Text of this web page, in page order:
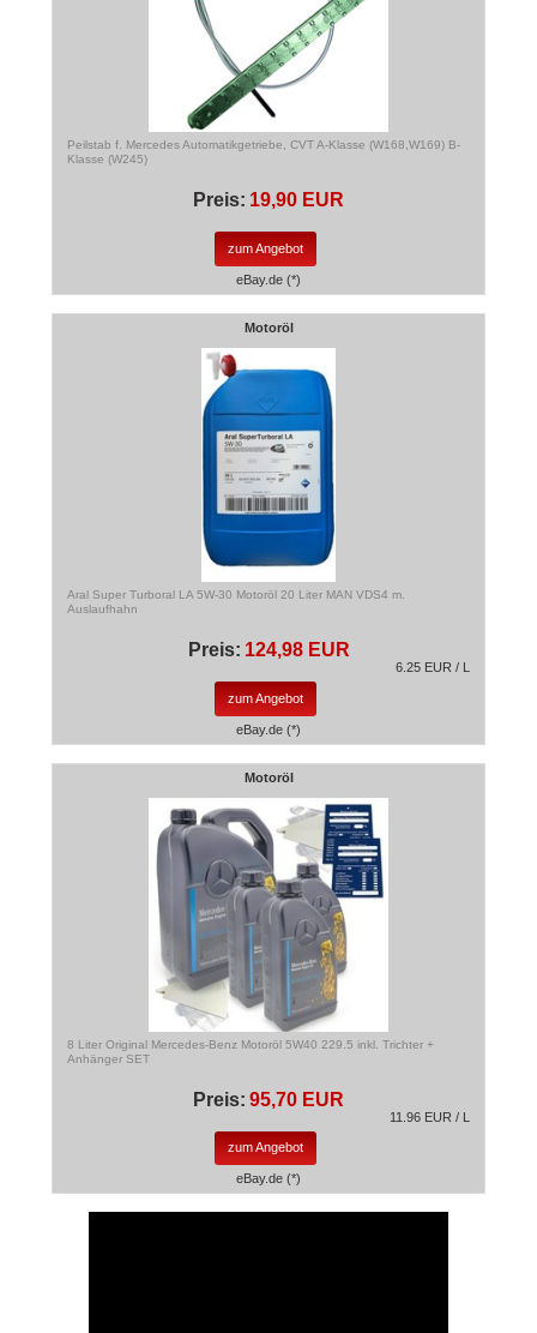
Peilstab f. Mercedes Automatikgetriebe, CVT A-Klasse (W168,W169) B-
Klasse (W245)
Preis: 19,90 EUR
zum Angebot
eBay.de (*)
Motoröl
Aral Super Turboral LA 5W-30 Motoröl 20 Liter MAN VDS4 m.
Auslaufhahn
Preis: 124,98 EUR
6.25 EUR / L
zum Angebot
eBay.de (*)
Motoröl
8 Liter Original Mercedes-Benz Motoröl 5W40 229.5 inkl. Trichter +
Anhänger SET
Preis: 95,70 EUR
11.96 EUR / L
zum Angebot
eBay.de (*)